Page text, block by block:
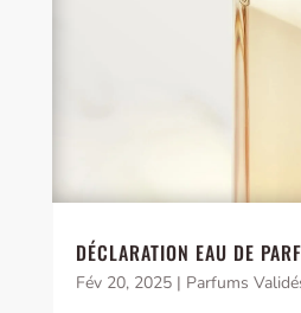
DÉCLARATION EAU DE
Fév 20, 2025| Parfums